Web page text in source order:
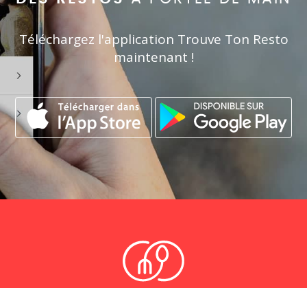
Téléchargez l'application Trouve Ton Resto
maintenant !